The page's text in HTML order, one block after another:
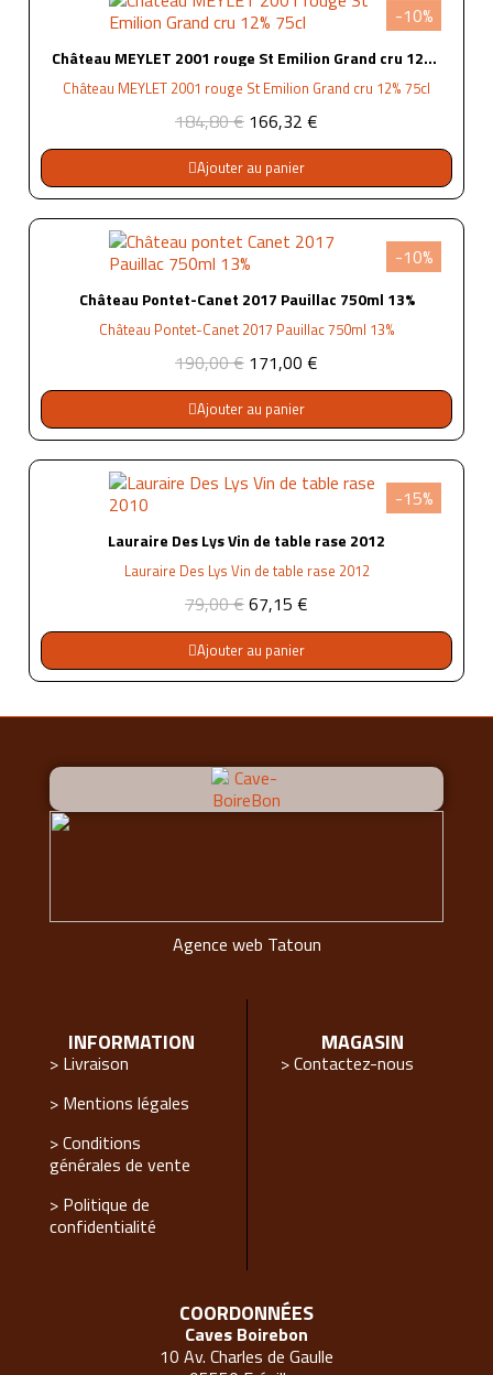
-10%
Château MEYLET 2001 rouge St Emilion Grand cru 12% 75cl
Château MEYLET 2001 rouge St Emilion Grand cru 12% 75cl
184,80 € 166,32 €
Ajouter au panier
-10%
Château Pontet-Canet 2017 Pauillac 750ml 13%
Château Pontet-Canet 2017 Pauillac 750ml 13%
190,00 € 171,00 €
Ajouter au panier
-15%
Lauraire Des Lys Vin de table rase 2012
Lauraire Des Lys Vin de table rase 2012
79,00 €67,15 €
Ajouter au panier
Agence web Tatoun
INFORMATION
> Livraison
> Mentions légales
> Conditions
générales de vente
> Politique de
confidentialité
MAGASIN
> Contactez-nous
COORDONNÉES
Caves Boirebon
10 Av. Charles de Gaulle